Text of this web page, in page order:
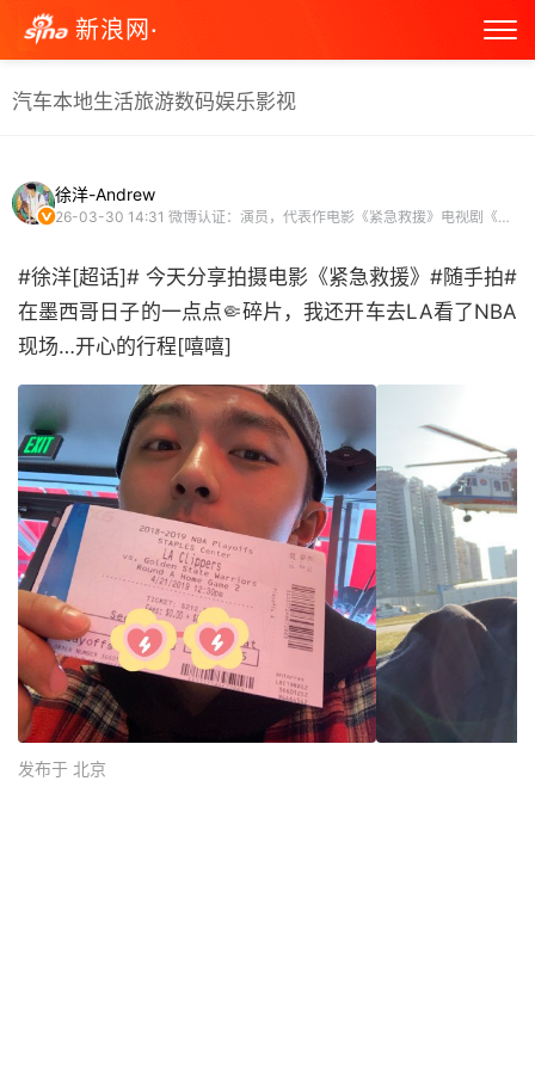
新浪网·
汽车本地生活旅游数码娱乐影视
徐洋-Andrew
26-03-30 14:31 微博认证：演员，代表作电影《紧急救援》电视剧《深海利剑》《青春斗》 超话主持人（徐洋超话）
#徐洋[超话]# 今天分享拍摄电影《紧急救援》#随手拍#
在墨西哥日子的一点点🤏碎片，我还开车去LA看了NBA
现场…开心的行程[嘻嘻] ​
发布于 北京